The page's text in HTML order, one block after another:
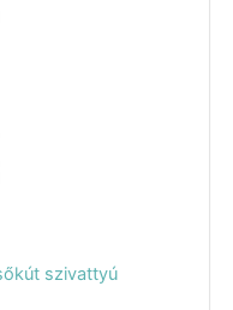
szivattyú